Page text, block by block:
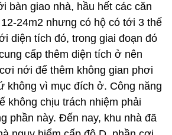
bàn giao nhà, hầu hết các căn
24m2 nhưng có hộ có tới 3 thế
diện tích đó, trong giai đoạn đó
cấp thêm diện tích ở nên
nới để thêm không gian phơi
không vì mục đích ở. Công năng
không chịu trách nhiệm phải
phần này. Đến nay, khu nhà đã